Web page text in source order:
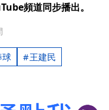
頻道同步播出。
球 王建民